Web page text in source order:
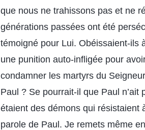
que nous ne trahissons pas et ne
générations passées ont été
témoigné pour Lui. Obéissaient-ils
une punition auto-infligée pour
condamner les martyrs du
Paul ? Se pourrait-il que Paul
étaient des démons qui résistaient
parole de Paul. Je remets même